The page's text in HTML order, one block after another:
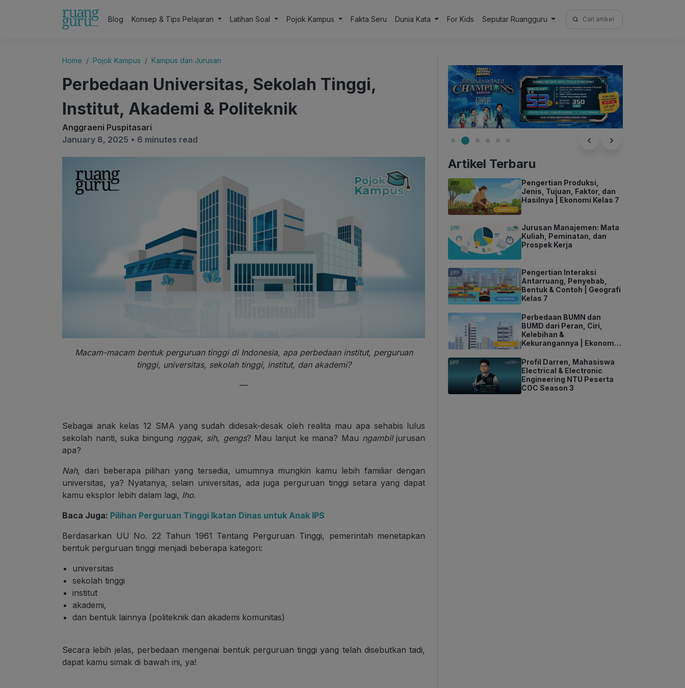
Blog Konsep & Tips Pelajaran Latihan Soal Pojok Kampus Fakta Seru Dunia Kata For Kids Seputar Ruangguru
Search
for:
Home Pojok Kampus Kampus dan Jurusan
Perbedaan Universitas, Sekolah Tinggi,
Institut, Akademi & Politeknik
Anggraeni Puspitasari
January 8, 2025 • 6 minutes read
Macam-macam bentuk perguruan tinggi di Indonesia, apa perbedaan institut, perguruan
tinggi, universitas, sekolah tinggi, institut, dan akademi?
—
Sebagai anak kelas 12 SMA yang sudah didesak-desak oleh realita mau apa sehabis lulus
sekolah nanti, suka bingung nggak, sih, gengs? Mau lanjut ke mana? Mau ngambiljurusan
apa?
Nah, dari beberapa pilihan yang tersedia, umumnya mungkin kamu lebih familiar dengan
universitas, ya? Nyatanya, selain universitas, ada juga perguruan tinggi setara yang dapat
kamu eksplor lebih dalam lagi, lho.
Baca Juga: Pilihan Perguruan Tinggi Ikatan Dinas untuk Anak IPS
Berdasarkan UU No. 22 Tahun 1961 Tentang Perguruan Tinggi, pemerintah menetapkan
bentuk perguruan tinggi menjadi beberapa kategori:
universitas
sekolah tinggi
institut
akademi,
dan bentuk lainnya (politeknik dan akademi komunitas)
Secara lebih jelas, perbedaan mengenai bentuk perguruan tinggi yang telah disebutkan tadi,
dapat kamu simak di bawah ini, ya!
Artikel Terbaru
Pengertian Produksi,
Jenis, Tujuan, Faktor, dan
Hasilnya | Ekonomi Kelas 7
Jurusan Manajemen: Mata
Kuliah, Peminatan, dan
Prospek Kerja
Pengertian Interaksi
Antarruang, Penyebab,
Bentuk & Contoh | Geografi
Kelas 7
Perbedaan BUMN dan
BUMD dari Peran, Ciri,
Kelebihan &
Kekurangannya | Ekonomi
Profil Darren, Mahasiswa
Electrical & Electronic
Engineering NTU Peserta
COC Season 3